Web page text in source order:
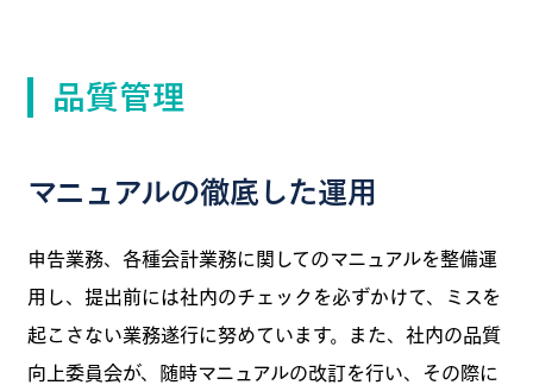
品質管理
マニュアルの徹底した運用
申告業務、各種会計業務に関してのマニュアルを整備運
用し、提出前には社内のチェックを必ずかけて、ミスを
起こさない業務遂行に努めています。また、社内の品質
向上委員会が、随時マニュアルの改訂を行い、その際に